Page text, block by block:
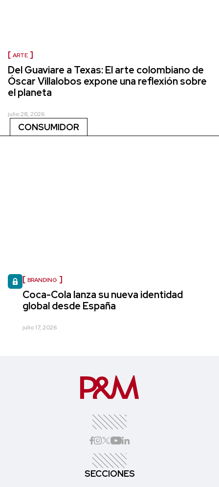
ARTE
Del Guaviare a Texas: El arte colombiano de
Óscar Villalobos expone una reflexión sobre
el planeta
julio 28, 2026
CONSUMIDOR
BRANDING
Coca-Cola lanza su nueva identidad
global desde España
julio 17, 2026
SECCIONES